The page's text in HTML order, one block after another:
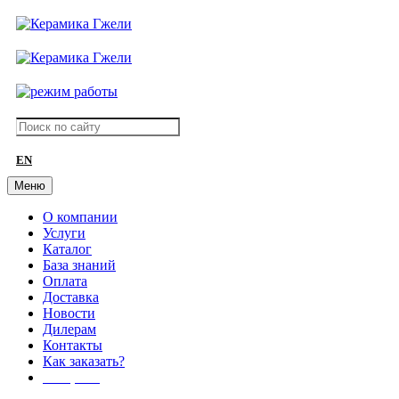
EN
Меню
О компании
Услуги
Каталог
База знаний
Оплата
Доставка
Новости
Дилерам
Контакты
Как заказать?